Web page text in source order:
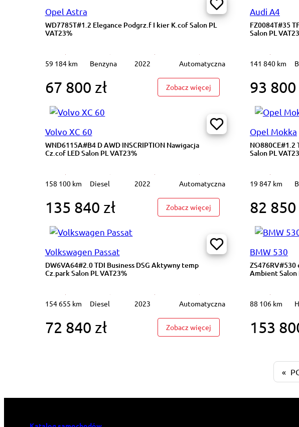
Opel Astra
WD7785T#1.2 Elegance Podgrz.f I kier K.cof Salon PL
VAT23%
59 184 km Benzyna 2022 Automatyczna
67 800 zł Zobacz więcej: WD7785T#1.2 Elegance
Audi A4
FZ0084T#35
Salon PL
141 840 km
93 800
Volvo XC 60
WND6115A#B4 D AWD INSCRIPTION Nawigacja
Cz.cof LED Salon PL VAT23%
158 100 km Diesel 2022 Automatyczna
135 840 zł Zobacz więcej: WND6115A#B4 D AWD
Opel Mokka
Salon PL
19 847 km
82 850
Volkswagen Passat
DW6VA64#2.0 TDI Business DSG Aktywny temp
Cz.park Salon PL VAT23%
154 655 km Diesel 2023 Automatyczna
72 840 zł Zobacz więcej: DW6VA64#2.0 TDI
BMW 530
Ambient Salon
88 106 km
153
«